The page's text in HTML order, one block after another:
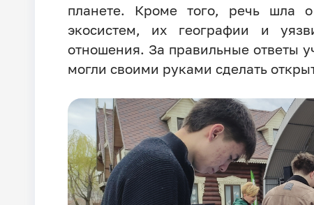
планете. Кроме того, речь шла
экосистем, их географии и
отношения. За правильные ответы
могли своими руками сделать